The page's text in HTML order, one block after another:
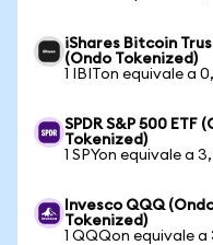
iShares Bitcoin
(Ondo Tokenized)
1 IBITon equivale a
SPDR S&P 500
Tokenized)
1 SPYon equivale a
Invesco QQQ
Tokenized)
1 QQQon equivale